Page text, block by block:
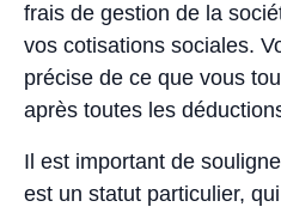
frais de gestion de la
vos cotisations sociales.
précise de ce que vous
après toutes les
Il est important de
est un statut particulier,